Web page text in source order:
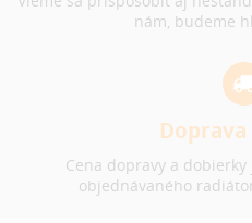
nám, budeme
Cena dopravy a
objednávaného